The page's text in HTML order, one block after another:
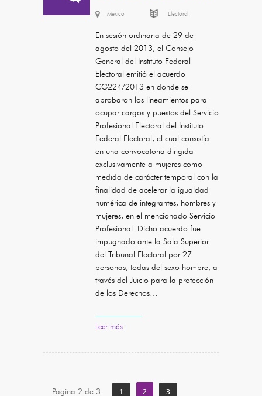
México Electoral
En sesión ordinaria de 29 de
agosto del 2013, el Consejo
General del Instituto Federal
Electoral emitió el acuerdo
CG224/2013 en donde se
aprobaron los lineamientos para
ocupar cargos y puestos del Servicio
Profesional Electoral del Instituto
Federal Electoral, el cual consistía
en una convocatoria dirigida
exclusivamente a mujeres como
medida de carácter temporal con la
finalidad de acelerar la igualdad
numérica de integrantes, hombres y
mujeres, en el mencionado Servicio
Profesional. Dicho acuerdo fue
impugnado ante la Sala Superior
del Tribunal Electoral por 27
personas, todas del sexo hombre, a
través del Juicio para la protección
de los Derechos…
Leer más
Pagina 2 de 3 1 2 3